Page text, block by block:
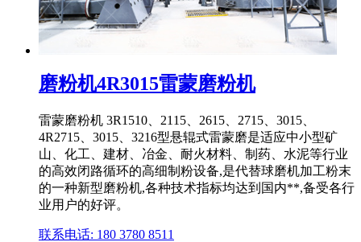
磨粉机4R3015雷蒙磨粉机
雷蒙磨粉机 3R1510、2115、2615、2715、3015、
4R2715、3015、3216型悬辊式雷蒙磨是适应中小型矿
山、化工、建材、冶金、耐火材料、制药、水泥等行业
的高效闭路循环的高细制粉设备,是代替球磨机加工粉末
的一种新型磨粉机,各种技术指标均达到国内**,备受各行
业用户的好评。
联系电话: 180 3780 8511